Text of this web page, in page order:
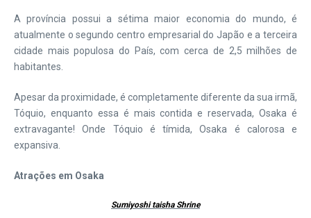
A província possui a sétima maior economia do mundo, é
atualmente o segundo centro empresarial do Japão e a terceira
cidade mais populosa do País, com cerca de 2,5 milhões de
habitantes.
Apesar da proximidade, é completamente diferente da sua irmã,
Tóquio, enquanto essa é mais contida e reservada, Osaka é
extravagante! Onde Tóquio é tímida, Osaka é calorosa e
expansiva.
Atrações em Osaka
Sumiyoshi taisha Shrine